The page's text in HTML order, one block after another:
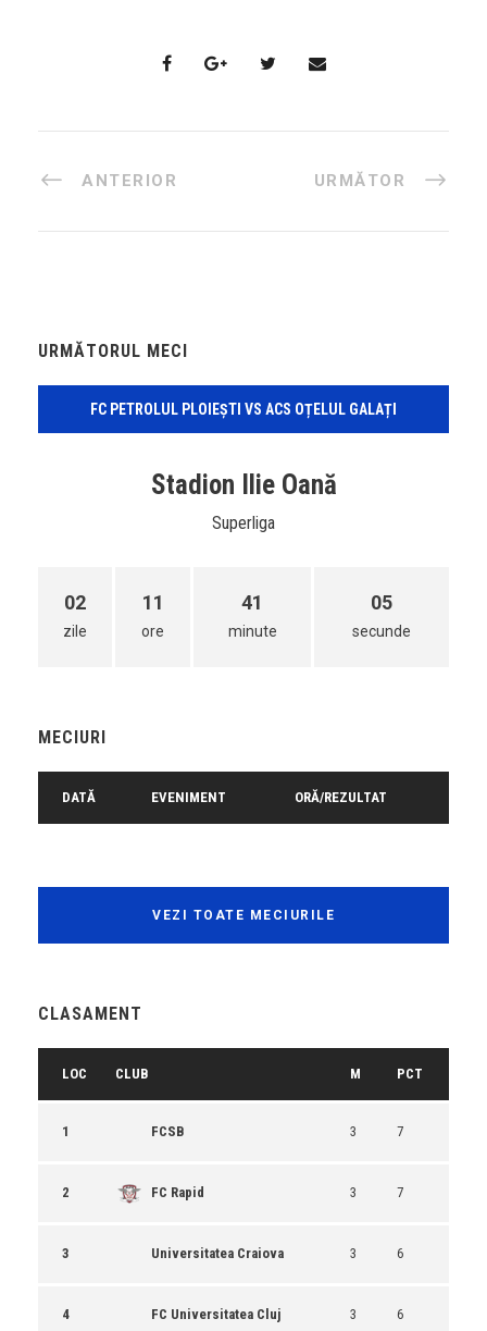
ANTERIOR URMĂTOR
URMĂTORUL MECI
FC PETROLUL PLOIEȘTI VS ACS OȚELUL GALAȚI
Stadion Ilie Oană
Superliga
02
zile
11
ore
41
minute
05
secunde
MECIURI
DATĂ EVENIMENT ORĂ/REZULTAT
VEZI TOATE MECIURILE
CLASAMENT
LOC CLUB M PCT
1 FCSB 3 7
2 FC Rapid 3 7
3 Universitatea Craiova 3 6
4 FC Universitatea Cluj 3 6